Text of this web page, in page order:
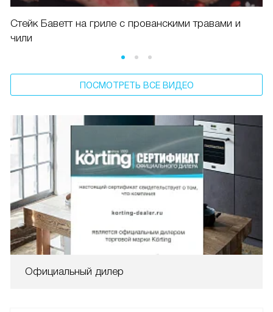
Стейк Баветт на гриле с прованскими травами и
чили
ПОСМОТРЕТЬ ВСЕ ВИДЕО
Официальный дилер